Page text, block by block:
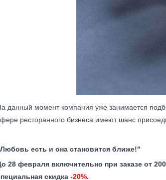
данный момент компания уже занимается
ресторанного бизнеса имеют шанс
есть и она становится ближе!"
28 февраля включительно при заказе от
скидка -20%.